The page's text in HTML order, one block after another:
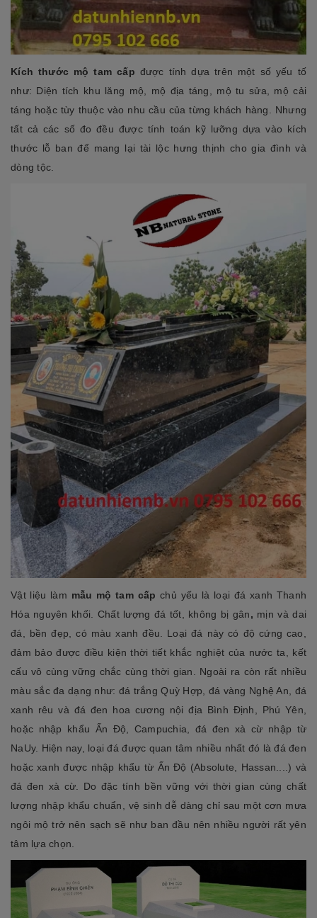
Kích thước mộ tam cấp được tính dựa trên một số yếu tố
như: Diện tích khu lăng mộ, mộ địa táng, mộ tu sửa, mộ cải
táng hoặc tùy thuộc vào nhu cầu của từng khách hàng. Nhưng
tất cả các số đo đều được tính toán kỹ lưỡng dựa vào kích
thước lỗ ban để mang lại tài lộc hưng thịnh cho gia đình và
dòng tộc.
Vật liệu làm mẫu mộ tam cấp chủ yếu là loại đá xanh Thanh
Hóa nguyên khối. Chất lượng đá tốt, không bị gân, mịn và dai
đá, bền đẹp, có màu xanh đều. Loại đá này có độ cứng cao,
đảm bảo được điều kiện thời tiết khắc nghiệt của nước ta, kết
cấu vô cùng vững chắc cùng thời gian. Ngoài ra còn rất nhiều
màu sắc đa dạng như: đá trắng Quỳ Hợp, đá vàng Nghệ An, đá
xanh rêu và đá đen hoa cương nội địa Bình Định, Phú Yên,
hoặc nhập khẩu Ấn Độ, Campuchia, đá đen xà cừ nhập từ
NaUy. Hiện nay, loại đá được quan tâm nhiều nhất đó là đá đen
hoặc xanh được nhập khẩu từ Ấn Độ (Absolute, Hassan....) và
đá đen xà cừ. Do đặc tính bền vững với thời gian cùng chất
lượng nhập khẩu chuẩn, vệ sinh dễ dàng chỉ sau một cơn mưa
ngôi mộ trở nên sạch sẽ như ban đầu nên nhiều người rất yên
tâm lựa chọn.